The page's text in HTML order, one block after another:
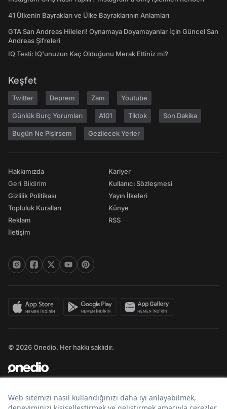
41 Ülkenin Bayrakları ve Ülke Bayraklarının Anlamları
GTA San Andreas Hileleri! Oynamaya Doyamayanlar İçin Güncel San
Andreas Şifreleri
IQ Testi: IQ'unuzun Kaç Olduğunu Merak Ettiniz mi?
Keşfet
Twitter Deprem Zam Youtube
Günlük Burç Yorumları A101 Tiktok Son Dakika
Bugün Ne Pişirsem Gezilecek Yerler
Hakkımızda
Geri Bildirim
Gizlilik Politikası
Topluluk Kuralları
Reklam
İletişim
Kariyer
Kullanıcı Sözleşmesi
Yayın İlkeleri
Künye
RSS
© 2026 Onedio. Her hakkı saklıdır.
Bir markasıdır.